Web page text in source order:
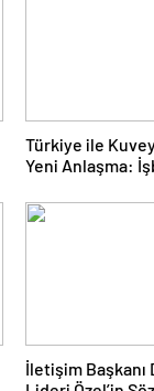
Türkiye ile
Yeni Anlaşma:
İletişim Başkanı